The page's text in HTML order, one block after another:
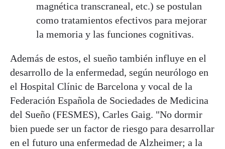
magnética transcraneal, etc.) se postulan
como tratamientos efectivos para mejorar
la memoria y las funciones cognitivas.
Además de estos, el sueño también influye en el
desarrollo de la enfermedad, según neurólogo en
el Hospital Clínic de Barcelona y vocal de la
Federación Española de Sociedades de Medicina
del Sueño (FESMES), Carles Gaig. "No dormir
bien puede ser un factor de riesgo para desarrollar
en el futuro una enfermedad de Alzheimer; a la